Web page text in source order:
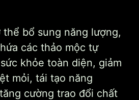
bổ sung năng lượng,
các thảo mộc tự
khỏe toàn diện, giảm
mỏi, tái tạo năng
cường trao đổi chất